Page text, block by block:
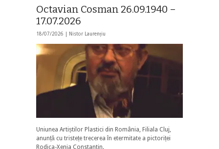
Octavian Cosman 26.09.1940 –
17.07.2026
18/07/2026 | Nistor Laurențiu
Uniunea Artiștilor Plastici din România, Filiala Cluj,
anunță cu tristețe trecerea în etermitate a pictoriței
Rodica-Xenia Constantin.